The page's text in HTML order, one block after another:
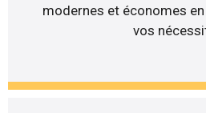
modernes et économes
vos